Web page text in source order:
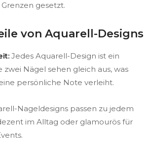
gesetzt.
von Aquarell-Designs
Jedes Aquarell-Design ist ein
zwei Nägel sehen gleich aus, was
persönliche Note verleiht.
Nageldesigns passen zu jedem
im Alltag oder glamourös für